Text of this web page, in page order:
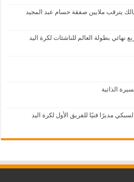
يترقب ملايين صفقة حسام عبد المجيد
بطولة العالم للناشئات لكرة اليد
الذاتية
مديرًا فنيًا للفريق الأول لكرة اليد